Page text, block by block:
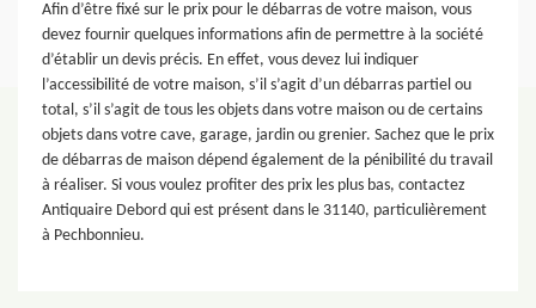
Afin d’être fixé sur le prix pour le débarras de votre maison, vous
devez fournir quelques informations afin de permettre à la société
d’établir un devis précis. En effet, vous devez lui indiquer
l’accessibilité de votre maison, s’il s’agit d’un débarras partiel ou
total, s’il s’agit de tous les objets dans votre maison ou de certains
objets dans votre cave, garage, jardin ou grenier. Sachez que le prix
de débarras de maison dépend également de la pénibilité du travail
à réaliser. Si vous voulez profiter des prix les plus bas, contactez
Antiquaire Debord qui est présent dans le 31140, particulièrement
à Pechbonnieu.